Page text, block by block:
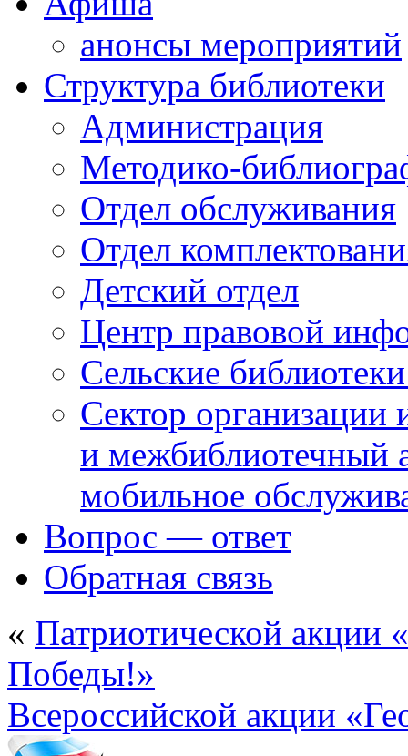
анонсы мероприятий
Структура библиотеки
Администрация
Методико-
Отдел обслуживания
Отдел
Детский отдел
Центр правовой
Сельские
Сектор организации
и межбиблиотечный
мобильное
Вопрос — ответ
Обратная связь
« Патриотической акции
Победы!»
Всероссийской акции